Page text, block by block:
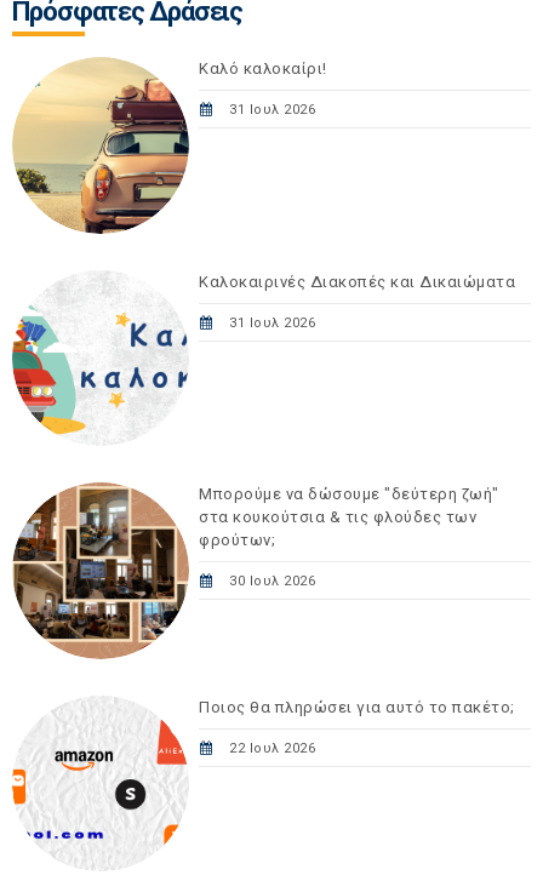
Πρόσφατες Δράσεις
Καλό καλοκαίρι!
31 Ιουλ 2026
Καλοκαιρινές Διακοπές και Δικαιώματα
31 Ιουλ 2026
Μπορούμε να δώσουμε "δεύτερη ζωή"
στα κουκούτσια & τις φλούδες των
φρούτων;
30 Ιουλ 2026
Ποιος θα πληρώσει για αυτό το πακέτο;
22 Ιουλ 2026